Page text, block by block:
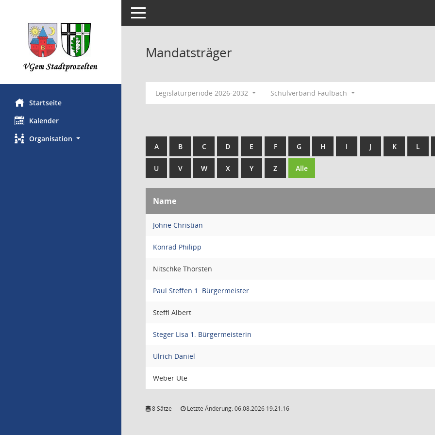
Startseite
Kalender
Organisation
Toggle navigation
Mandatsträger
Legislaturperiode 2026-2032 Schulverband Faulbach
A B C D E F G H I J K L
U V W X Y Z Alle
Name
Johne Christian
Konrad Philipp
Nitschke Thorsten
Paul Steffen 1. Bürgermeister
Steffl Albert
Steger Lisa 1. Bürgermeisterin
Ulrich Daniel
Weber Ute
8 Sätze Letzte Änderung: 06.08.2026 19:21:16